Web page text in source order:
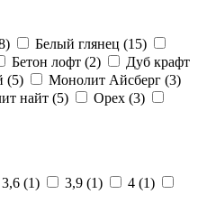
) Белый глянец (15)
Бетон лофт (2)
Дуб крафт
(5) Монолит Айсберг (3)
найт (5) Орех (3)
3,6 (1) 3,9 (1) 4 (1)